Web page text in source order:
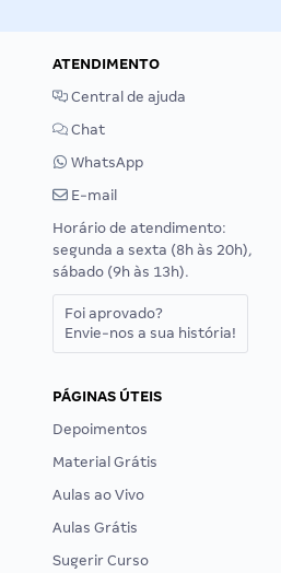
ATENDIMENTO
Central de ajuda
Chat
WhatsApp
E-mail
Horário de atendimento:
segunda a sexta (8h às 20h),
sábado (9h às 13h).
Foi aprovado?
Envie-nos a sua história!
PÁGINAS ÚTEIS
Depoimentos
Material Grátis
Aulas ao Vivo
Aulas Grátis
Sugerir Curso